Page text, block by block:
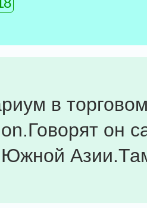
в
он